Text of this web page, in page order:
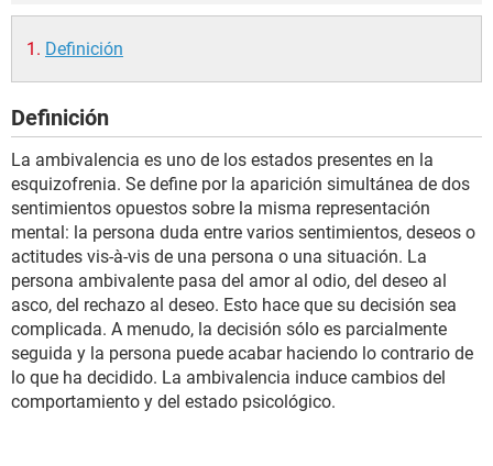
NUTRICIÓN
SEXUALIDAD
GLOSARIO
Definición
Definición
La ambivalencia es uno de los estados presentes en la
esquizofrenia. Se define por la aparición simultánea de dos
sentimientos opuestos sobre la misma representación
mental: la persona duda entre varios sentimientos, deseos o
actitudes vis-à-vis de una persona o una situación. La
persona ambivalente pasa del amor al odio, del deseo al
asco, del rechazo al deseo. Esto hace que su decisión sea
complicada. A menudo, la decisión sólo es parcialmente
seguida y la persona puede acabar haciendo lo contrario de
lo que ha decidido. La ambivalencia induce cambios del
comportamiento y del estado psicológico.